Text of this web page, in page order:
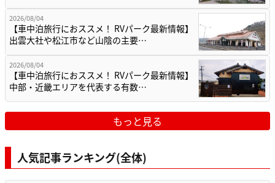
2026/08/04
【車中泊旅行におススメ！ RVパーク最新情報】
出雲大社や松江市など山陰の主要…
2026/08/04
【車中泊旅行におススメ！ RVパーク最新情報】
中部・近畿エリアを代表する有数…
もっと見る
人気記事ランキング(全体)